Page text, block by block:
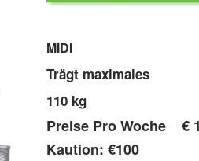
MIDI
Trägt maximales
110 kg
Preise Pro Woche €
Kaution: €100